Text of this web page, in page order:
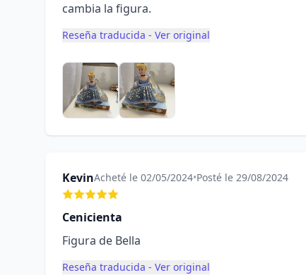
cambia la figura.
Reseña traducida - Ver original
KevinAcheté le 02/05/2024•Posté le 29/08/2024
Cenicienta
Figura de Bella
Reseña traducida - Ver original